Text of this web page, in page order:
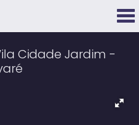
Cidade Jardim -